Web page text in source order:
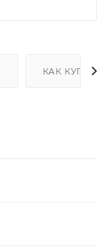
КАК КУПИТЬ